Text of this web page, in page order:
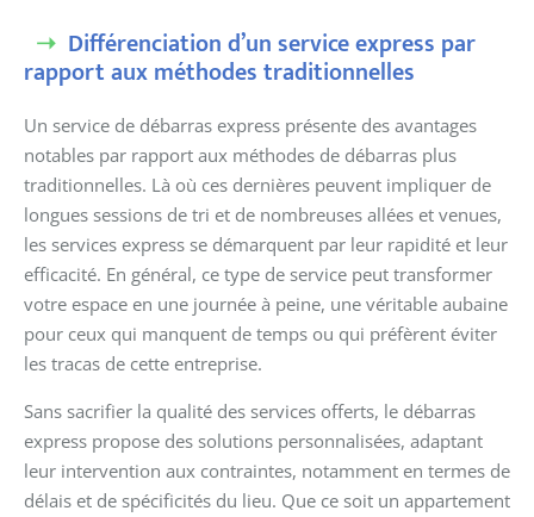
Différenciation d’un service express par
rapport aux méthodes traditionnelles
Un service de débarras express présente des avantages
notables par rapport aux méthodes de débarras plus
traditionnelles. Là où ces dernières peuvent impliquer de
longues sessions de tri et de nombreuses allées et venues,
les services express se démarquent par leur rapidité et leur
efficacité. En général, ce type de service peut transformer
votre espace en une journée à peine, une véritable aubaine
pour ceux qui manquent de temps ou qui préfèrent éviter
les tracas de cette entreprise.
Sans sacrifier la qualité des services offerts, le débarras
express propose des solutions personnalisées, adaptant
leur intervention aux contraintes, notamment en termes de
délais et de spécificités du lieu. Que ce soit un appartement